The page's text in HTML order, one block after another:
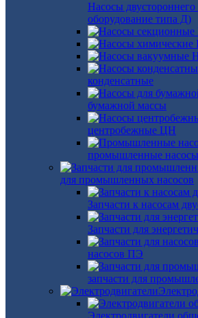
Насосы двустороннего
оборудование типа Д)
конденсатные
бумажной массы
центробежные ЦН
промышленные насосы
для промышленных насосов
Запчасти к насосам
Запчасти для
насосов ПЭ
запчасти для
Электродвигатели